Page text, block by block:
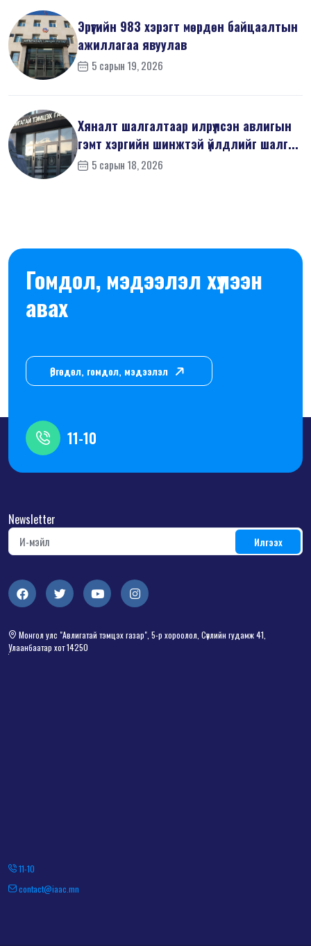
Эрүүгийн 983 хэрэгт мөрдөн байцаалтын
ажиллагаа явуулав
5 сарын 19, 2026
Хяналт шалгалтаар илрүүлсэн авлигын
гэмт хэргийн шинжтэй үйлдлийг шалг...
5 сарын 18, 2026
Гомдол, мэдээлэл хүлээн
авах
Өргөдөл, гомдол, мэдээлэл
11-10
Newsletter
Монгол улс "Авлигатай тэмцэх газар", 5-р хороолол, Сөүлийн гудамж 41,
Улаанбаатар хот 14250
11-10
contact@iaac.mn